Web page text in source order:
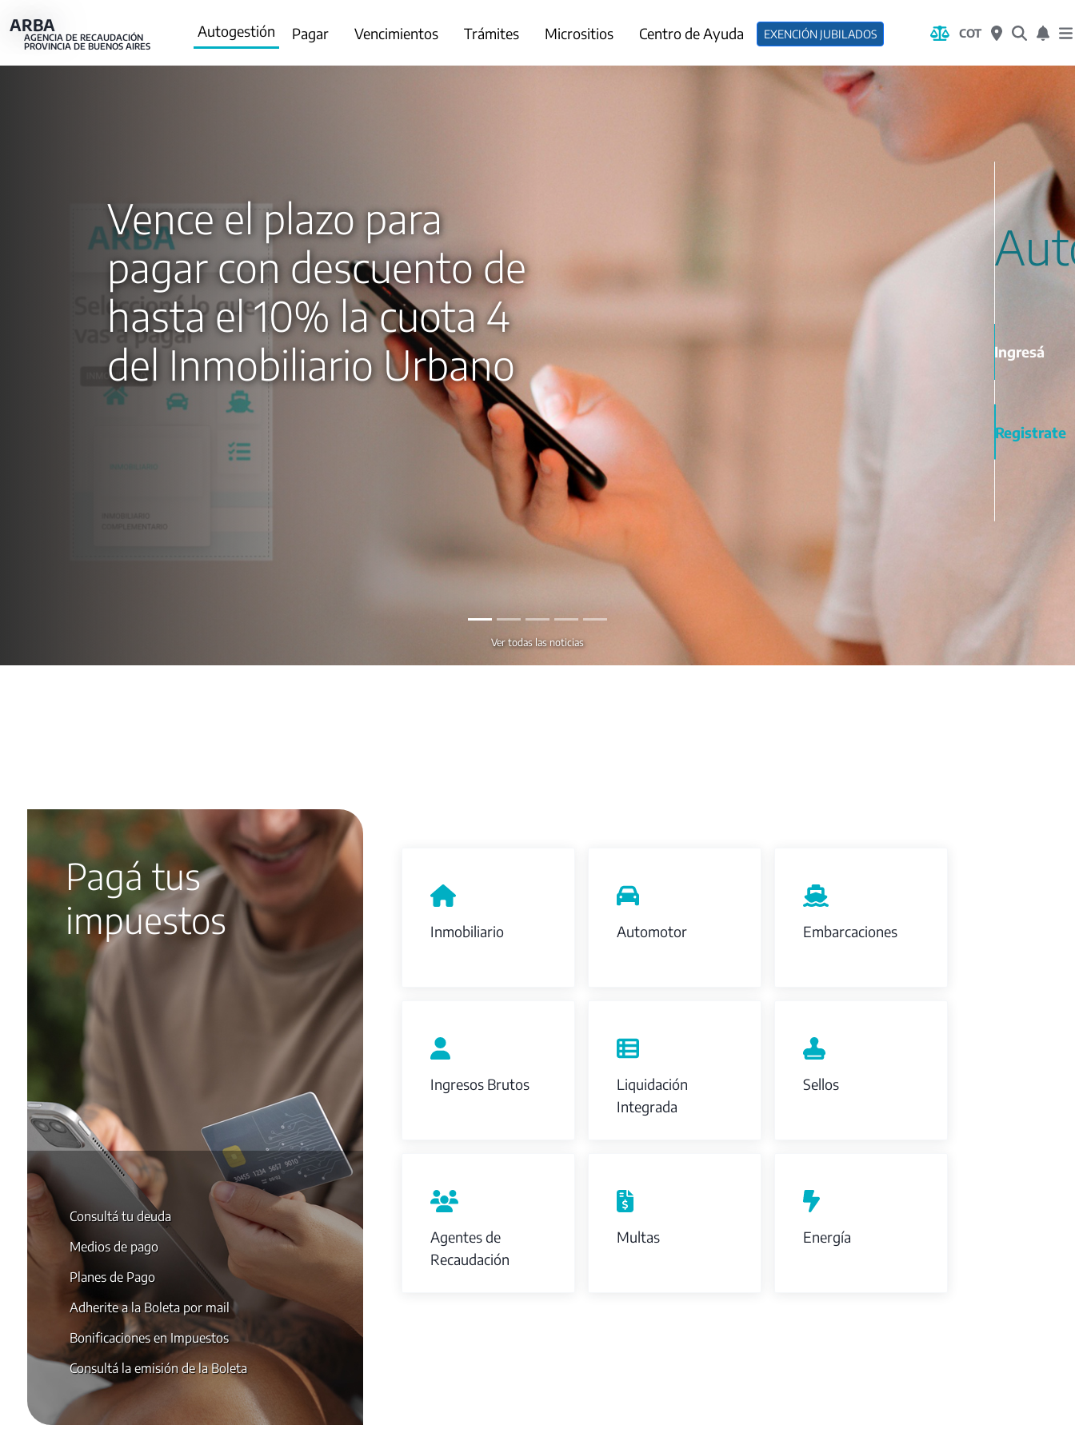
al
ARBA
AGENCIA DE RECAUDACIÓN
PROVINCIA DE BUENOS AIRES
Main
Autogestión Pagar Vencimientos Trámites Micrositios Centro de Ayuda EXENCIÓN JUBILADOS COT
Ver todas las noticias
Vence el plazo para
pagar con descuento de
hasta el 10% la cuota 4
del Inmobiliario Urbano
Ingresá
Registrate
Pagá tus
impuestos
Consultá tu deuda
Medios de pago
Planes de Pago
Adherite a la Boleta por mail
Bonificaciones en Impuestos
Consultá la emisión de la Boleta
Inmobiliario Automotor Embarcaciones
Ingresos Brutos
Liquidación
Integrada
Sellos
Agentes de
Recaudación
Multas Energía